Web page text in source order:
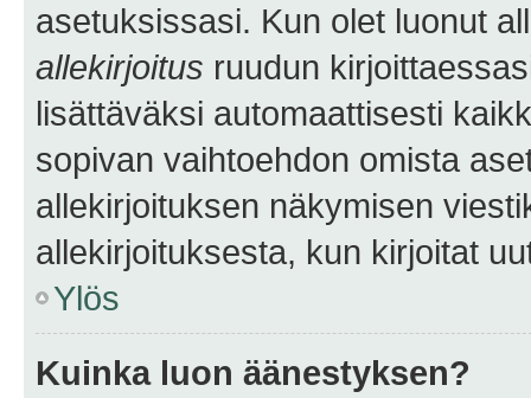
asetuksissasi. Kun olet luonut
allekirjoitus ruudun
lisättäväksi automaattisesti
sopivan vaihtoehdon omista
allekirjoituksen näkymisen
allekirjoituksesta, kun kirjoitat
Ylös
Kuinka luon äänestyksen?